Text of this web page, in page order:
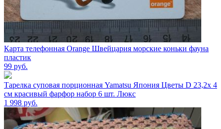
Карта телефонная Orange Швейцария морские коньки фауна
пластик
99 руб.
Тарелка суповая порционная Yamatsu Япония Цветы D 23,2х 4
см красивый фарфор набор 6 шт. Люкс
1 998 руб.